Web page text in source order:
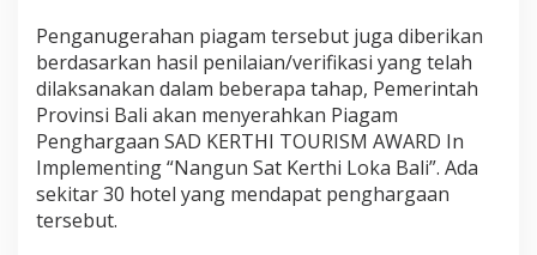
Penganugerahan piagam tersebut juga diberikan
berdasarkan hasil penilaian/verifikasi yang telah
dilaksanakan dalam beberapa tahap, Pemerintah
Provinsi Bali akan menyerahkan Piagam
Penghargaan SAD KERTHI TOURISM AWARD In
Implementing “Nangun Sat Kerthi Loka Bali”. Ada
sekitar 30 hotel yang mendapat penghargaan
tersebut.